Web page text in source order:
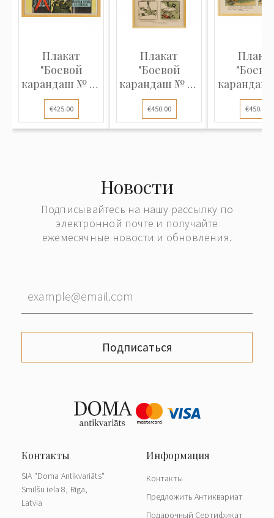
Плакат
"Боевой
карандаш № 71.
Новое в
немецкой
стратегии и
€425.00
Плакат
"Боевой
карандаш № 12.
Умей
распознавать
врага - храни
€450.00
карандаш
Два
€450.00
Новости
Подписывайтесь на нашу рассылку по
электронной почте и получайте
ежемесячные новости и обновления.
Подписаться
SIA "Doma Antikvariāts"
Smilšu iela 8, Rīga,
Latvia
Контакты
Предложить Антиквариат
Подарочный Сертификат